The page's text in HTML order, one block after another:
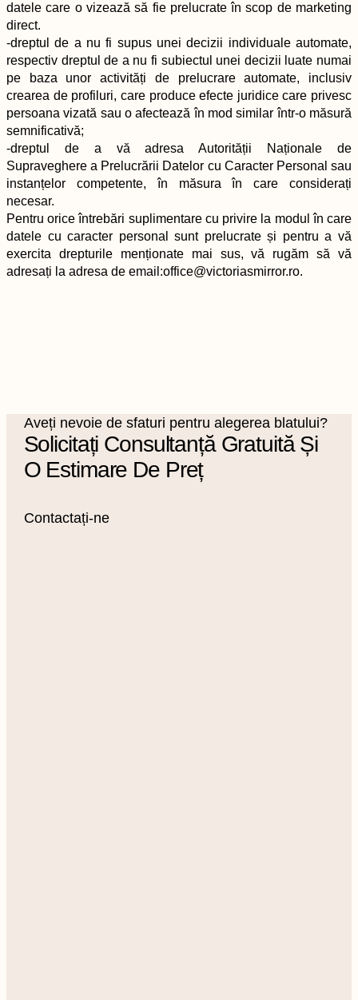
datele care o vizează să fie prelucrate în scop de marketing
direct.
-dreptul de a nu fi supus unei decizii individuale automate,
respectiv dreptul de a nu fi subiectul unei decizii luate numai
pe baza unor activități de prelucrare automate, inclusiv
crearea de profiluri, care produce efecte juridice care privesc
persoana vizată sau o afectează în mod similar într-o măsură
semnificativă;
-dreptul de a vă adresa Autorității Naționale de
Supraveghere a Prelucrării Datelor cu Caracter Personal sau
instanțelor competente, în măsura în care considerați
necesar.
Pentru orice întrebări suplimentare cu privire la modul în care
datele cu caracter personal sunt prelucrate și pentru a vă
exercita drepturile menționate mai sus, vă rugăm să vă
adresați la adresa de email:office@victoriasmirror.ro.
Aveți nevoie de sfaturi pentru alegerea blatului?
Solicitați Consultanță Gratuită Și
O Estimare De Preț
Contactați-ne